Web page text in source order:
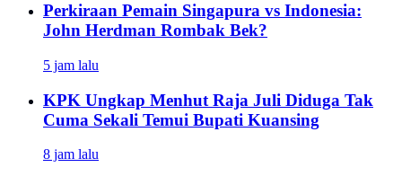
Perkiraan Pemain Singapura vs Indonesia:
John Herdman Rombak Bek?
5 jam lalu
KPK Ungkap Menhut Raja Juli Diduga Tak
Cuma Sekali Temui Bupati Kuansing
8 jam lalu